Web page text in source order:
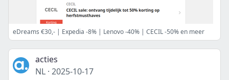
eDreams €30,- | Expedia -8% | Lenovo -40% | CECIL -50% en meer
acties
NL · 2025-10-17